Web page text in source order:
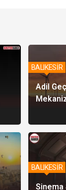
Adil
BALIKESİR
Sinema
BALIKESİR